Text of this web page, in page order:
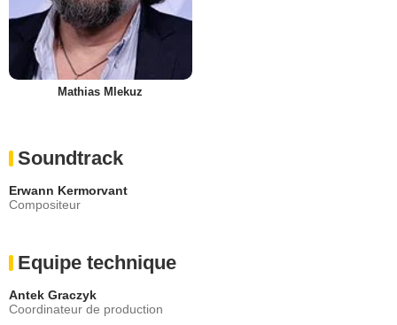
Mathias Mlekuz
Soundtrack
Erwann Kermorvant
Compositeur
Equipe technique
Antek Graczyk
Coordinateur de production